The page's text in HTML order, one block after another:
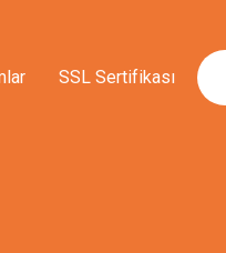
SSL Sertifikası